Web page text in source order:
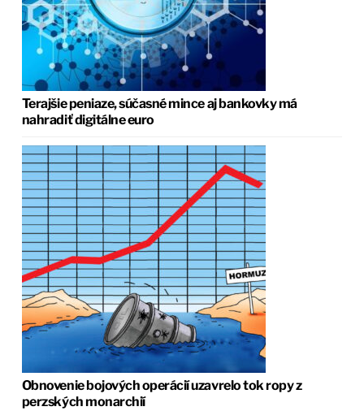
Terajšie peniaze, súčasné mince aj bankovky má
nahradiť digitálne euro
Obnovenie bojových operácií uzavrelo tok ropy z
perzských monarchií